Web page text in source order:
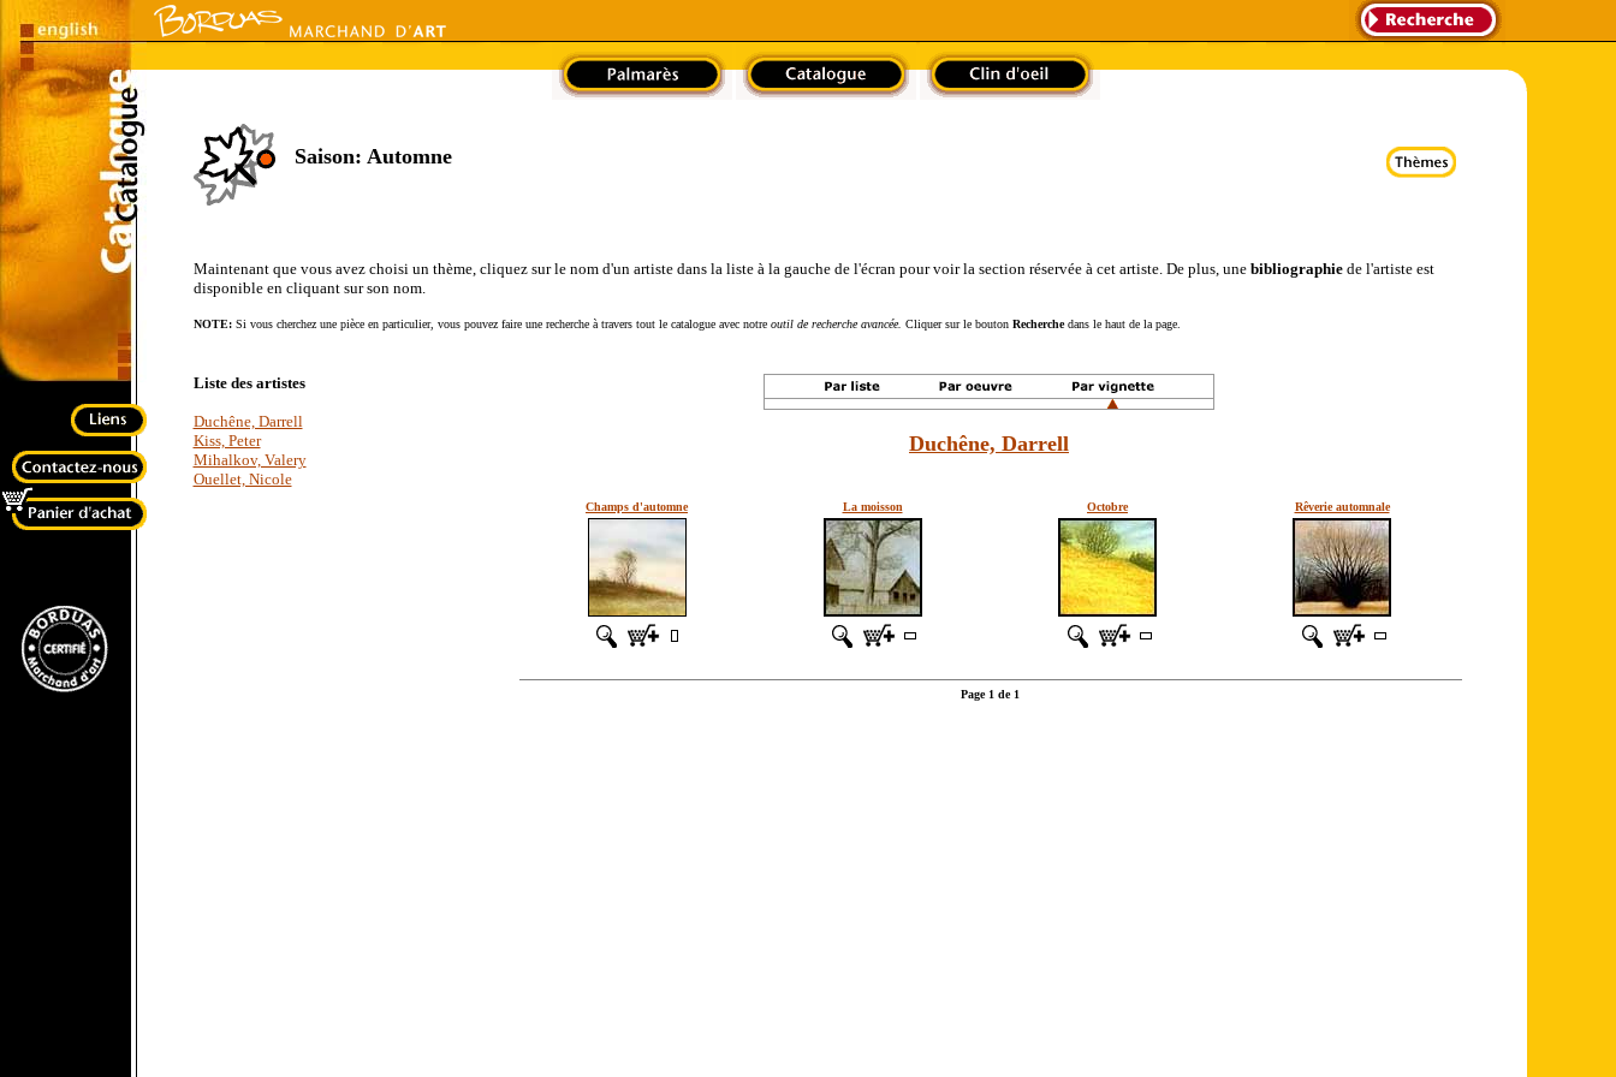
Saison: Automne
Maintenant que vous avez choisi un thème, cliquez sur le nom d'un artiste dans la liste à la gauche de l'écran pour voir la section réservée à cet artiste. De plus, une bibliographiede l'artiste est
disponible en cliquant sur son nom.
NOTE:Si vous cherchez une pièce en particulier, vous pouvez faire une recherche à travers tout le catalogue avec notre outil de recherche avancée. Cliquer sur le bouton Recherchedans le haut de la page.
Liste des artistes
Duchêne, Darrell
Kiss, Peter
Mihalkov, Valery
Ouellet, Nicole
Duchêne, Darrell
Champs d'automne La moisson Octobre Rêverie automnale
Page 1 de 1